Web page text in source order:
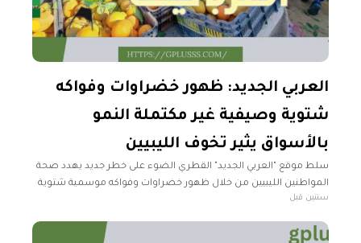
العربي الجديد: ظهور خضراوات وفواكه
شتوية وصيفية غير مكتملة النمو
بالأسواق يثير تخوف الليبيين
سلط موقع "العربي الجديد" القطري الضوء على خطر جديد يهدد صحة
المواطنين الليبيين من خلال ظهور خضراوات وفواكه موسمية شتوية
وصيفية غير مكتملة النمو بأسواق ليبيا، قبل أن يحل موسمها
سنتين قبل